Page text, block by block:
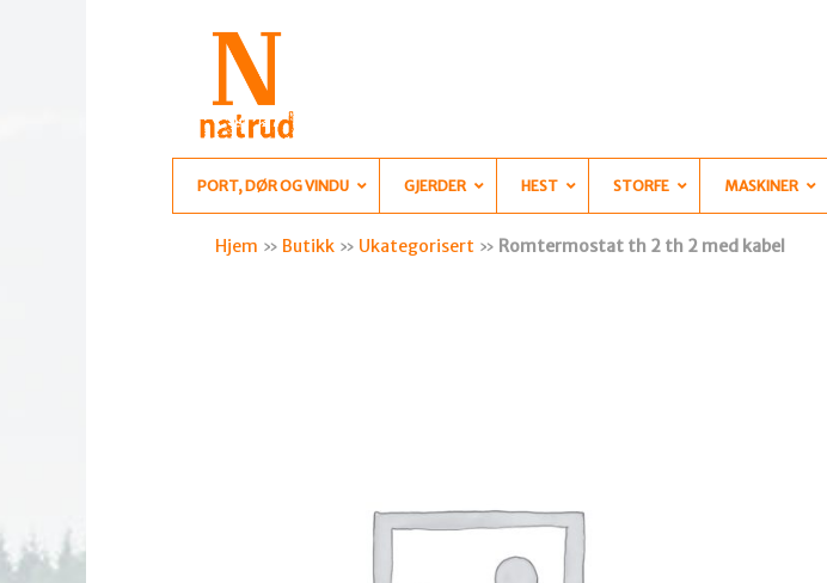
PORT, DØR OG VINDU GJERDER HEST STORFE MASKINER
Hjem » Butikk » Ukategorisert » Romtermostat th 2 th 2 med kabel